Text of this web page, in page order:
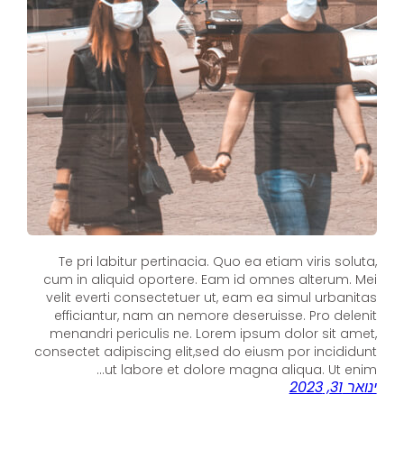
Te pri labitur pertinacia. Quo ea etiam viris soluta,
cum in aliquid oportere. Eam id omnes alterum. Mei
velit everti consectetuer ut, eam ea simul urbanitas
efficiantur, nam an nemore deseruisse. Pro delenit
menandri periculis ne. Lorem ipsum dolor sit amet,
consectet adipiscing elit,sed do eiusm por incididunt
ut labore et dolore magna aliqua. Ut enim…
ינואר 31, 2023